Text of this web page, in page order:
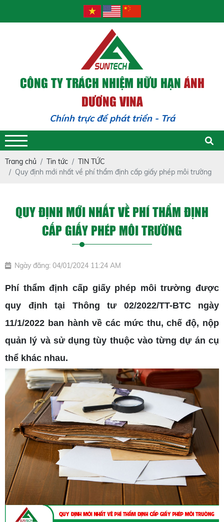
CÔNG TY TRÁCH NHIỆM HỮU HẠNÁNH
DƯƠNG VINA
Chính trực để phát triển - Trách nhiệm
Trang chủ Tin tức
TIN TỨC
Quy định mới nhất về phí thẩm định cấp giấy phép môi trường
QUY ĐỊNH MỚI NHẤT VỀ PHÍ THẨM ĐỊNH
CẤP GIẤY PHÉP MÔI TRƯỜNG
Ngày đăng: 04/01/2024 11:24 AM
Phí thẩm định cấp giấy phép môi trường được
quy định tại Thông tư 02/2022/TT-BTC ngày
11/1/2022 ban hành về các mức thu, chế độ, nộp
quản lý và sử dụng tùy thuộc vào từng dự án cụ
thể khác nhau.